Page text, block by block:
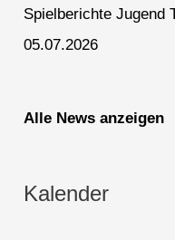
Spielberichte Jugend
05.07.2026
Alle News anzeigen
Kalender